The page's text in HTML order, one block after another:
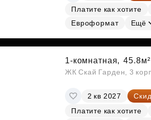
Платите как хотите
Евроформат
Ещё
1-комнатная, 45.8м²
ЖК Скай Гарден, 3
2 кв 2027
Платите как хотите